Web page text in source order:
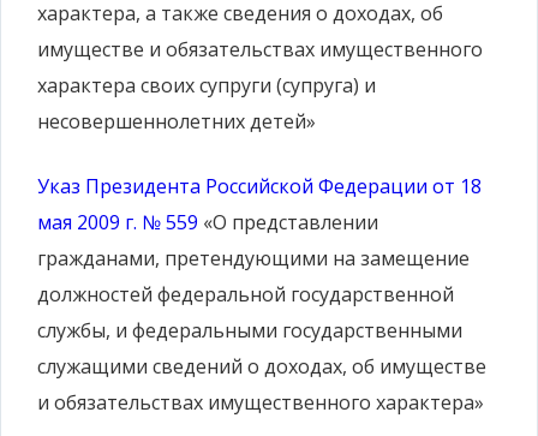
характера, а также сведения о доходах, об
имуществе и обязательствах имущественного
характера своих супруги (супруга) и
несовершеннолетних детей»
Указ Президента Российской Федерации от 18
мая 2009 г. № 559 «О представлении
гражданами, претендующими на замещение
должностей федеральной государственной
службы, и федеральными государственными
служащими сведений о доходах, об имуществе
и обязательствах имущественного характера»